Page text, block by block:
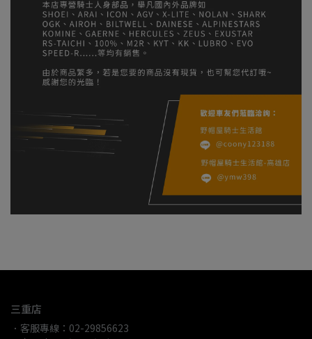
三重店
．客服專線：02-29856623